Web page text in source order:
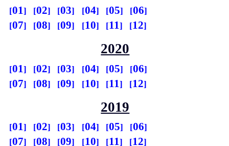
01 02 03 04 05
06
07
08 09 10 11 12
2020
01 02 03 04 05
06
07
08 09 10 11 12
2019
01 02 03 04 05
06
07
08 09 10 11 12